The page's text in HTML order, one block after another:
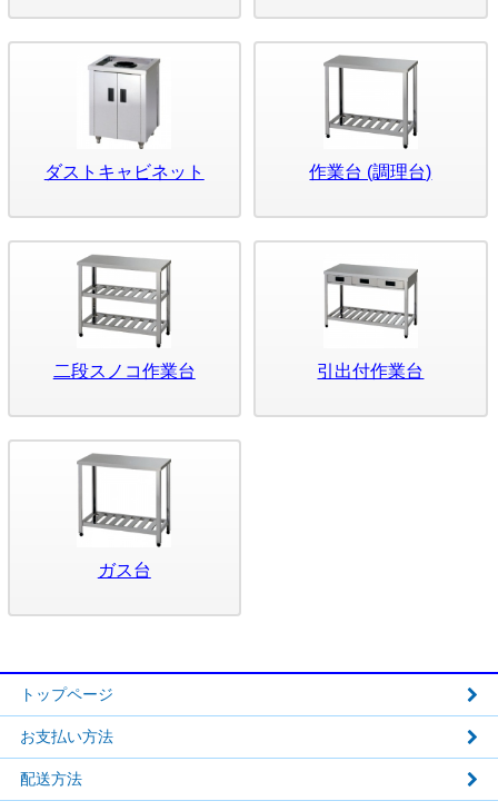
ダストキャビネット 作業台 (調理台)
二段スノコ作業台 引出付作業台
ガス台
トップページ
お支払い方法
配送方法